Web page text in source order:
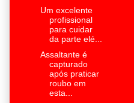
Um excelente
profissional
para cuidar
da parte elé...
Assaltante é
capturado
após praticar
roubo em
esta...